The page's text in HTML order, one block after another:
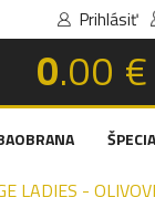
Prihlásiť
0.00 €
LADIES -